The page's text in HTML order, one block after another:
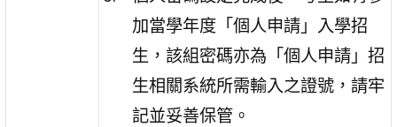
加當學年度「個人申請」入學招
生，該組密碼亦為「個人申請」招
生相關系統所需輸入之證號，請牢
記並妥善保管。